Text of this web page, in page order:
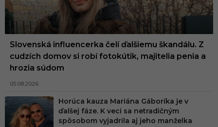
Slovenská influencerka čelí ďalšiemu škandálu. Z
cudzích domov si robí fotokútik, majitelia penia a
hrozia súdom
05.08.2026
Horúca kauza Mariána Gáboríka je v
ďalšej fáze. K veci sa netradičným
spôsobom vyjadrila aj jeho manželka